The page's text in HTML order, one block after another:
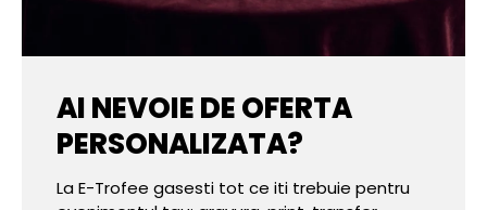
AI NEVOIE DE OFERTA
PERSONALIZATA?
La E-Trofee gasesti tot ce iti trebuie pentru